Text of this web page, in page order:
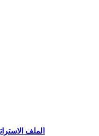
الملف